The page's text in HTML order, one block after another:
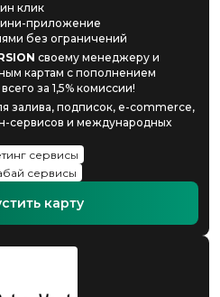
клик
приложение
без ограничений
своему менеджеру и
картам с пополнением
за 1,5% комиссии!
залива, подписок, e-commerce,
сервисов и международных
сервисы
сервисы
карту